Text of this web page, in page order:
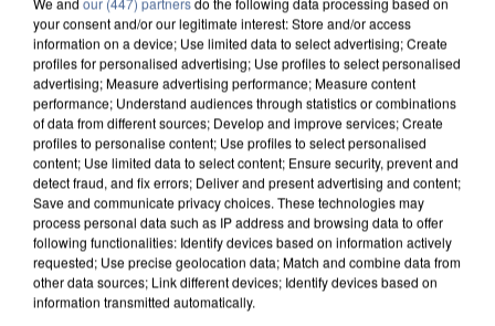
your consent and/or our legitimate interest: Store and/or access
information on a device; Use limited data to select advertising; Create
profiles for personalised advertising; Use profiles to select personalised
advertising; Measure advertising performance; Measure content
performance; Understand audiences through statistics or combinations
of data from different sources; Develop and improve services; Create
profiles to personalise content; Use profiles to select personalised
content; Use limited data to select content; Ensure security, prevent and
detect fraud, and fix errors; Deliver and present advertising and content;
Save and communicate privacy choices. These technologies may
process personal data such as IP address and browsing data to offer
following functionalities: Identify devices based on information actively
requested; Use precise geolocation data; Match and combine data from
other data sources; Link different devices; Identify devices based on
information transmitted automatically.